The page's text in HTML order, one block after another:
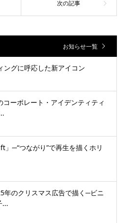
お知らせ一覧
ングに呼応した新アイコン
ーポレート・アイデンティティ
─“つながり”で再生を描くホリ
年のクリスマス広告で描く─ビニ
...